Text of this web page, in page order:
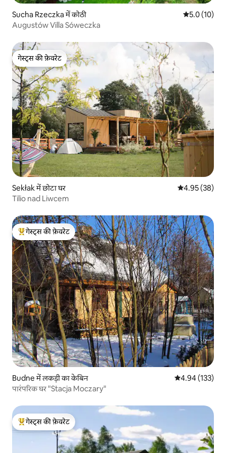
Sucha Rzeczka में कोठी औसत रेटिंग 5
5.0 (10)
Augustów Villa Sóweczka
गेस्ट्स की फ़ेवरेट
गेस्ट्स की फ़ेवरेट
Sekłak में छोटा घर औसत रेटिंग 5 में
4.95 (38)
Tilio nad Liwcem
गेस्ट्स का टॉप फ़ेवरेट
गेस्ट्स की फ़ेवरेट
Budne में लकड़ी का केबिन औसत रेटिंग 5 में से
4.94 (133)
पारंपरिक घर "Stacja Moczary"
गेस्ट्स का टॉप फ़ेवरेट
गेस्ट्स की फ़ेवरेट